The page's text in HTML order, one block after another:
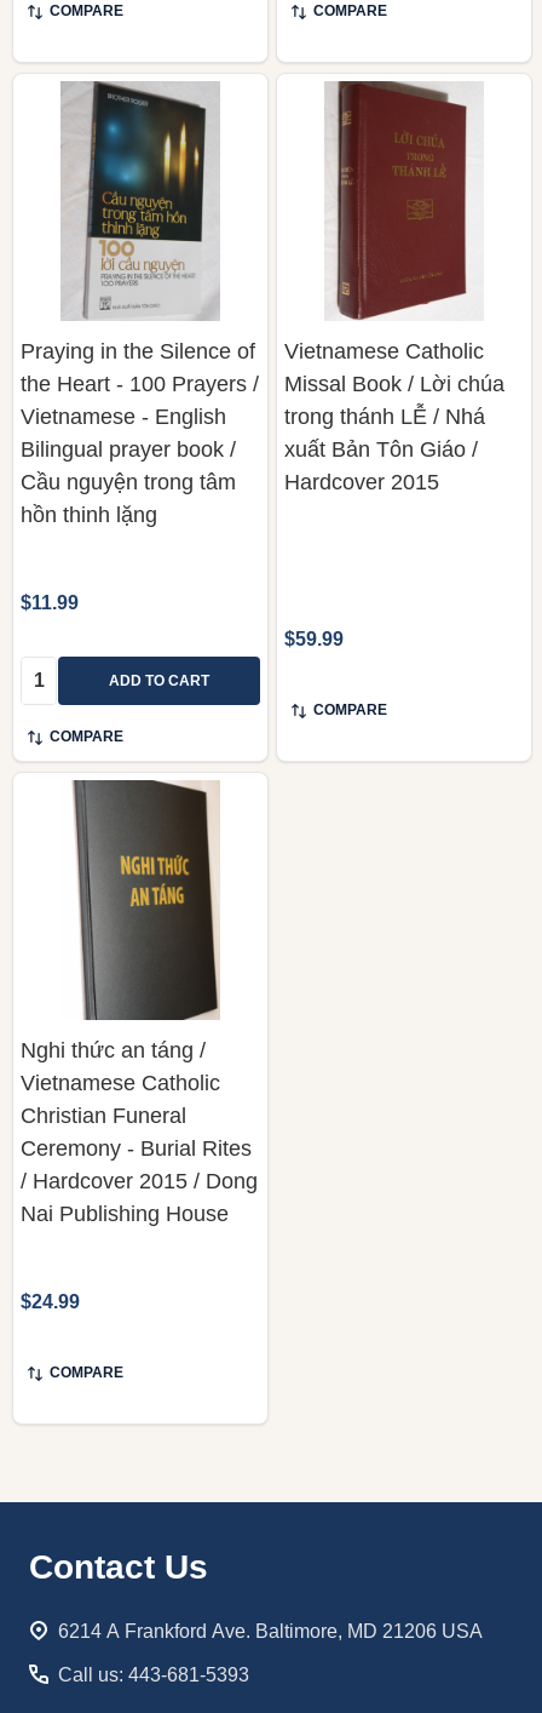
COMPARE COMPARE
Praying in the Silence of
the Heart - 100 Prayers /
Vietnamese - English
Bilingual prayer book /
Cầu nguyện trong tâm
hồn thinh lặng
$11.99
Quantity: ADD TO CART
COMPARE
Vietnamese Catholic
Missal Book / Lời chúa
trong thánh LỄ / Nhá
xuất Bản Tôn Giáo /
Hardcover 2015
$59.99
COMPARE
Nghi thức an táng /
Vietnamese Catholic
Christian Funeral
Ceremony - Burial Rites
/ Hardcover 2015 / Dong
Nai Publishing House
$24.99
COMPARE
Footer
Contact Us
6214 A Frankford Ave. Baltimore, MD 21206 USA
Call us: 443-681-5393